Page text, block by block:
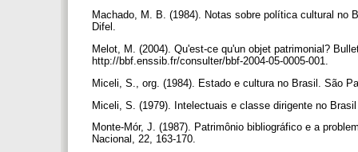
Machado, M. B. (1984). Notas sobre política cultural
Difel.
Melot, M. (2004). Qu'est-ce qu'un objet patrimonial?
http://bbf.enssib.fr/consulter/bbf-2004-05-0005-001.
Miceli, S., org. (1984). Estado e cultura no Brasil. São
Miceli, S. (1979). Intelectuais e classe dirigente no
Monte-Mór, J. (1987). Patrimônio bibliográfico e a
Nacional, 22, 163-170.